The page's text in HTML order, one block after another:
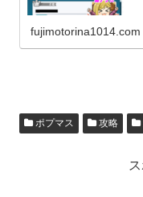
fujimotorina1014.com
ポプマス 攻略